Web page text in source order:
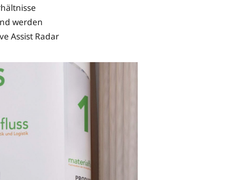
werden
Assist Radar